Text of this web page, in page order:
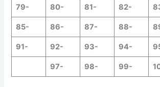
79- 80- 81- 82-
85- 86- 87- 88-
91- 92- 93- 94-
97- 98- 99-